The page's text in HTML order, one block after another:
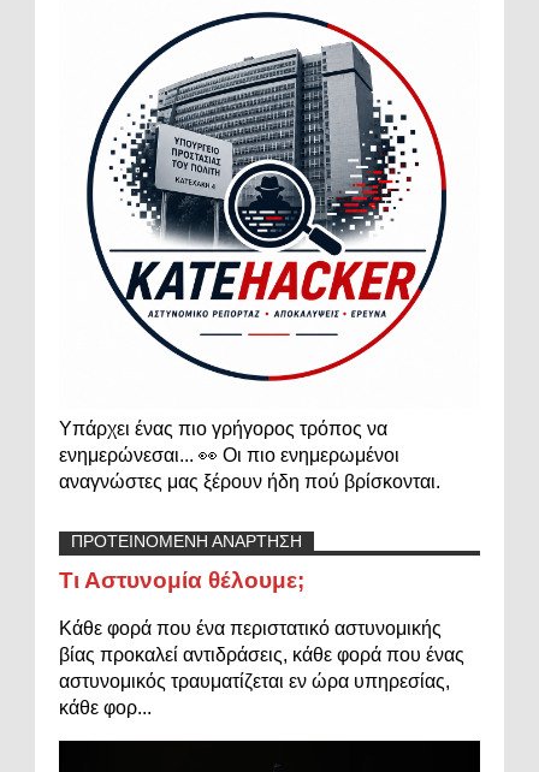
Υπάρχει ένας πιο γρήγορος τρόπος να
ενημερώνεσαι... 👀 Οι πιο ενημερωμένοι
αναγνώστες μας ξέρουν ήδη πού βρίσκονται.
ΠΡΟΤΕΙΝΟΜΕΝΗ ΑΝΑΡΤΗΣΗ
Τι Αστυνομία θέλουμε;
Κάθε φορά που ένα περιστατικό αστυνομικής
βίας προκαλεί αντιδράσεις, κάθε φορά που ένας
αστυνομικός τραυματίζεται εν ώρα υπηρεσίας,
κάθε φορ...